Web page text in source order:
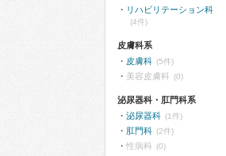
リハビリテーション科
(4件)
皮膚科系
皮膚科 (5件)
美容皮膚科 (0)
泌尿器科・肛門科系
泌尿器科 (1件)
肛門科 (2件)
性病科 (0)